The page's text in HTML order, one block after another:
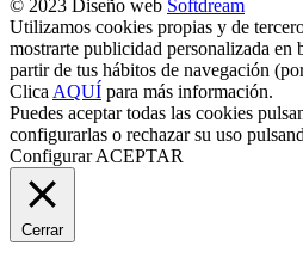
© 2023 Diseño web Softdream
Utilizamos cookies propias y de
mostrarte publicidad personalizada en
partir de tus hábitos de navegación
Clica AQUÍ para más información.
Puedes aceptar todas las cookies
configurarlas o rechazar su uso
Configurar ACEPTAR
Cerrar